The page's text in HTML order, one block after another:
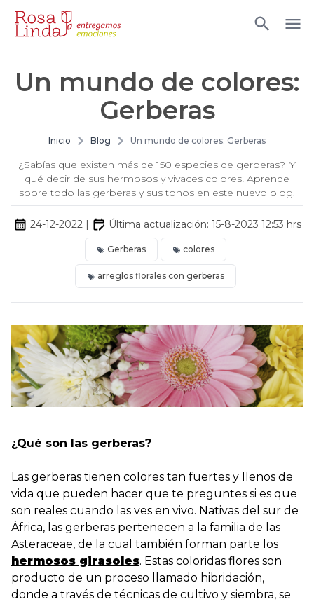
Un mundo de colores:
Gerberas
Inicio Blog Un mundo de colores: Gerberas
¿Sabías que existen más de 150 especies de gerberas? ¡Y
qué decir de sus hermosos y vivaces colores! Aprende
sobre todo las gerberas y sus tonos en este nuevo blog.
24-12-2022| Última actualización: 15-8-2023 12:53 hrs
Gerberas colores
arreglos florales con gerberas
¿Qué son las gerberas?
Las gerberas tienen colores tan fuertes y llenos de
vida que pueden hacer que te preguntes si es que
son reales cuando las ves en vivo. Nativas del sur de
África, las gerberas pertenecen a la familia de las
Asteraceae, de la cual también forman parte los
hermosos girasoles. Estas coloridas flores son
producto de un proceso llamado hibridación,
donde a través de técnicas de cultivo y siembra, se